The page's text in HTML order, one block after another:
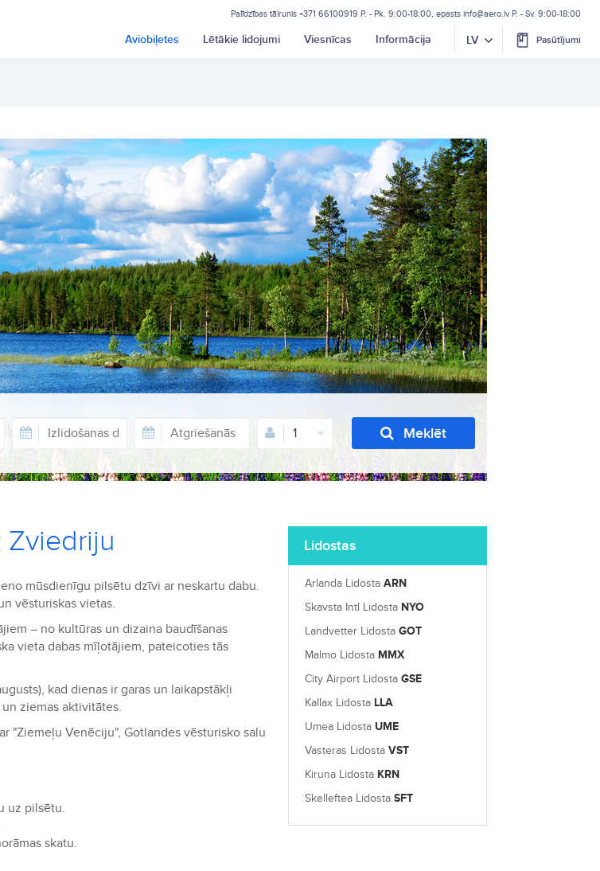
Palīdzības tālrunis +371 66100919 P. - Pk. 9:00-18:00, epasts info@aero.lv P. - Sv. 9:00-18:00
Aviobiļetes Lētākie lidojumi Viesnīcas Informācija LV Pasūtījumi
1 Meklēt
Zviedriju
mūsdienīgu pilsētu dzīvi ar neskartu dabu.
vēsturiskas vietas.
– no kultūras un dizaina baudīšanas
vieta dabas mīļotājiem, pateicoties tās
kad dienas ir garas un laikapstākļi
ziemas aktivitātes.
"Ziemeļu Venēciju", Gotlandes vēsturisko salu
uz pilsētu.
skatu.
Lidostas
Arlanda Lidosta ARN
Skavsta Intl Lidosta NYO
Landvetter Lidosta GOT
Malmo Lidosta MMX
City Airport Lidosta GSE
Kallax Lidosta LLA
Umea Lidosta UME
Vasteras Lidosta VST
Kiruna Lidosta KRN
Skelleftea Lidosta SFT